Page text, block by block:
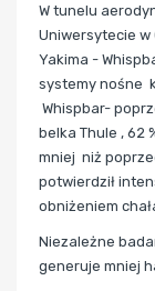
W tunelu
Uniwersytecie
Yakima -
systemy nośne
Whispbar-
belka Thule , 62
mniej niż
potwierdził
obniżeniem
Niezależne
generuje mniej